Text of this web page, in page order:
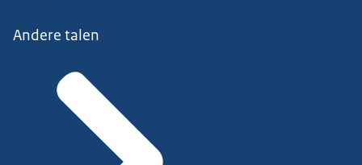
Andere talen